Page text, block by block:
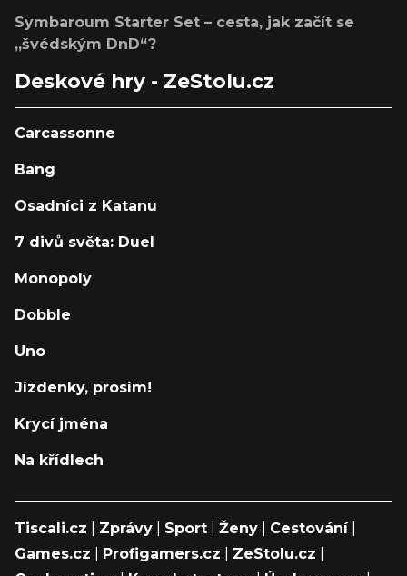
Symbaroum Starter Set – cesta, jak začít se
„švédským DnD“?
Deskové hry - ZeStolu.cz
Carcassonne
Bang
Osadníci z Katanu
7 divů světa: Duel
Monopoly
Dobble
Uno
Jízdenky, prosím!
Krycí jména
Na křídlech
Tiscali.cz Zprávy Sport Ženy Cestování|
Games.cz
Profigamers.cz ZeStolu.cz